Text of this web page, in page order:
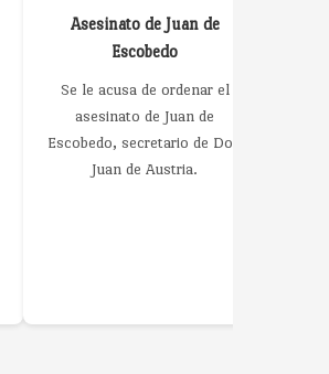
Asesinato de Juan de
Escobedo
Se le acusa de ordenar el
asesinato de Juan de
Escobedo, secretario de Don
Juan de Austria.